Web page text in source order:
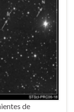
de